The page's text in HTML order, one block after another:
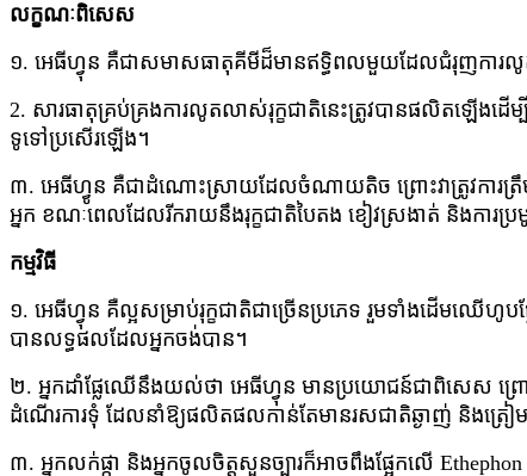
លក្ខណៈពិសេស
១. អេធីហ្វុន គឺជាសមាសធាតុគីមីដ៏មានឥទ្ធិពលមួយដែលជំរុញការលូត
2. សារធាតុ​គ្រប់គ្រង​ការលូតលាស់​រុក្ខជាតិ​នេះ​ត្រូវ​បាន​ផលិត​ឡើង​ដើ
ទូទៅ​ប្រសើរ​ឡើង។
៣. អេធីហ្វូន គឺជាដំណោះស្រាយដែលចំណាយតិច ព្រោះវាត្រូវការត្រឹ
អ្នក ខណៈពេលដែលរីករាយនឹងរុក្ខជាតិបៃតង ខៀវស្រងាត់ និងការ
កម្មវិធី
១. អេធីហ្វុន គឺល្អសម្រាប់រុក្ខជាតិជាច្រើនប្រភេទ រួមទាំងដើមឈើហូ
បានលទ្ធផលដែលអ្នកចង់បាន។
២. អ្នកដាំផ្លែឈើនឹងយល់ថា អេធីហ្វុន មានប្រយោជន៍ជាពិសេស ព្
ដំណើរការទុំ ដែលនាំឱ្យផលិតផលកាន់តែមានរសជាតិឆ្ងាញ់ និងត្រៀ
៣. អ្នកលក់ផ្កា និងអ្នកចូលចិត្តសួនច្បារក៏អាចពឹងផ្អែកលើ